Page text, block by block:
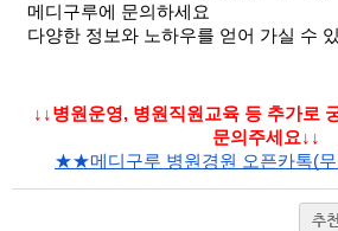
메디구루에 문의하세요
다양한 정보와 노하우를 얻어 가실 수
↓↓병원운영, 병원직원교육 등 추가로
문의주세요↓↓
★★메디구루 병원경원 오픈카톡(
추천